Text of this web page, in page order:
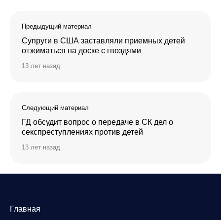
Предыдущий материал
Супруги в США заставляли приемных детей
отжиматься на доске с гвоздями
13 лет назад
Следующий материал
ГД обсудит вопрос о передаче в СК дел о
секспреступлениях против детей
13 лет назад
Главная